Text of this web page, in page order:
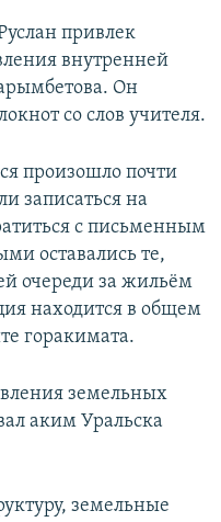
привлек
внутренней
Он
со слов учителя.
произошло почти
записаться на
с письменным
оставались те,
очереди за жильём
находится в общем
горакимата.
земельных
аким Уральска
земельные